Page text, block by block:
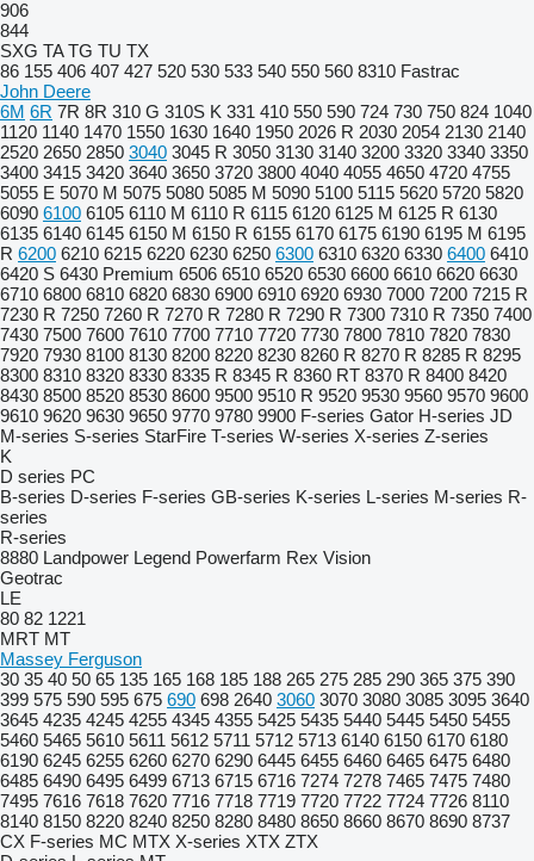
906
844
SXG TA TG TU TX
86 155 406 407 427 520 530 533 540 550 560 8310 Fastrac
John Deere
6M 6R 7R 8R 310 G 310S K 331 410 550 590 724 730 750 824 1040
1120 1140 1470 1550 1630 1640 1950 2026 R 2030 2054 2130 2140
2520 2650 2850 3040 3045 R 3050 3130 3140 3200 3320 3340 3350
3400 3415 3420 3640 3650 3720 3800 4040 4055 4650 4720 4755
5055 E 5070 M 5075 5080 5085 M 5090 5100 5115 5620 5720 5820
6090 6100 6105 6110 M 6110 R 6115 6120 6125 M 6125 R 6130
6135 6140 6145 6150 M 6150 R 6155 6170 6175 6190 6195 M 6195
R 6200 6210 6215 6220 6230 6250 6300 6310 6320 6330 6400 6410
6420 S 6430 Premium 6506 6510 6520 6530 6600 6610 6620 6630
6710 6800 6810 6820 6830 6900 6910 6920 6930 7000 7200 7215 R
7230 R 7250 7260 R 7270 R 7280 R 7290 R 7300 7310 R 7350 7400
7430 7500 7600 7610 7700 7710 7720 7730 7800 7810 7820 7830
7920 7930 8100 8130 8200 8220 8230 8260 R 8270 R 8285 R 8295
8300 8310 8320 8330 8335 R 8345 R 8360 RT 8370 R 8400 8420
8430 8500 8520 8530 8600 9500 9510 R 9520 9530 9560 9570 9600
9610 9620 9630 9650 9770 9780 9900 F-series Gator H-series JD
M-series S-series StarFire T-series W-series X-series Z-series
K
D series PC
B-series D-series F-series GB-series K-series L-series M-series R-
series
R-series
8880 Landpower Legend Powerfarm Rex Vision
Geotrac
LE
80 82 1221
MRT MT
Massey Ferguson
30 35 40 50 65 135 165 168 185 188 265 275 285 290 365 375 390
399 575 590 595 675 690 698 2640 3060 3070 3080 3085 3095 3640
3645 4235 4245 4255 4345 4355 5425 5435 5440 5445 5450 5455
5460 5465 5610 5611 5612 5711 5712 5713 6140 6150 6170 6180
6190 6245 6255 6260 6270 6290 6445 6455 6460 6465 6475 6480
6485 6490 6495 6499 6713 6715 6716 7274 7278 7465 7475 7480
7495 7616 7618 7620 7716 7718 7719 7720 7722 7724 7726 8110
8140 8150 8220 8240 8250 8280 8480 8650 8660 8670 8690 8737
CX F-series MC MTX X-series XTX ZTX